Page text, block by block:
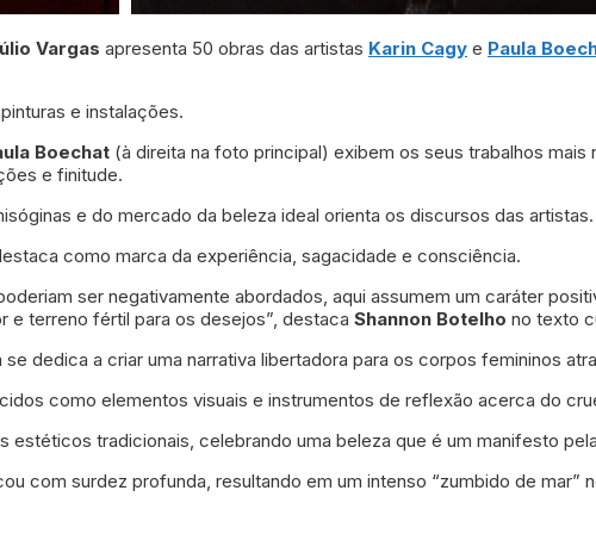
Vargas apresenta 50 obras das artistas Karin Cagy e Paula
e instalações.
Boechat (à direita na foto principal) exibem os seus trabalhos
e finitude.
e do mercado da beleza ideal orienta os discursos das artistas.
como marca da experiência, sagacidade e consciência.
ser negativamente abordados, aqui assumem um caráter
terreno fértil para os desejos”, destaca Shannon Botelho no texto
dedica a criar uma narrativa libertadora para os corpos femininos
como elementos visuais e instrumentos de reflexão acerca do
tradicionais, celebrando uma beleza que é um manifesto
com surdez profunda, resultando em um intenso “zumbido de mar”